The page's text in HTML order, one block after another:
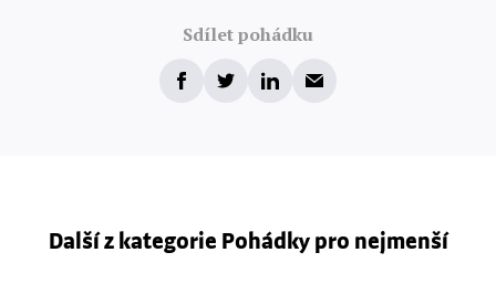
Sdílet pohádku
Další z kategorie Pohádky pro nejmenší